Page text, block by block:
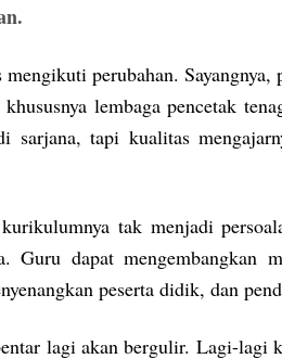
perubahan.
lembaga pencetak
sarjana, tapi kualitas
tak menjadi
Guru dapat mengembangkan
peserta didik, dan
lagi akan bergulir. Lagi-lagi